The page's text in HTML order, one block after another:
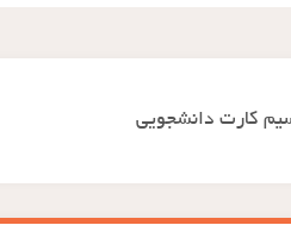
کارت دانشجویی